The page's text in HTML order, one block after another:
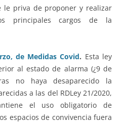
le priva de proponer y realizar
principales cargos de la
de Medidas Covid. Esta ley
al estado de alarma (¿9 de
no haya desaparecido la
a las del RDLey 21/2020,
el uso obligatorio de
espacios de convivencia fuera